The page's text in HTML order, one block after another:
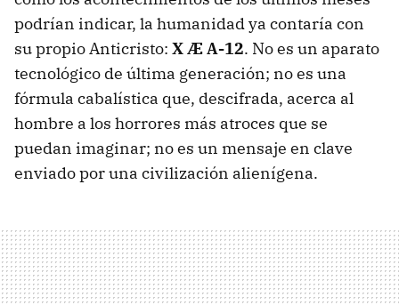
podrían indicar, la humanidad ya contaría con
su propio Anticristo: X Æ A-12. No es un aparato
tecnológico de última generación; no es una
fórmula cabalística que, descifrada, acerca al
hombre a los horrores más atroces que se
puedan imaginar; no es un mensaje en clave
enviado por una civilización alienígena.